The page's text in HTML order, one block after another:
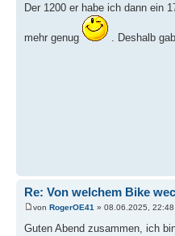
Der 1200 er habe ich dann ein
mehr genug . Deshalb
Re: Von welchem Bike
von RogerOE41 » 08.06.2025, 22:48
Guten Abend zusammen, ich